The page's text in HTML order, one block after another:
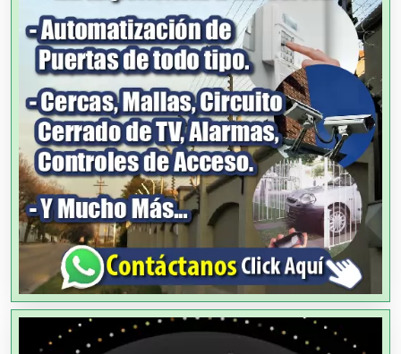
Agencias de Colocación
Agencias de Modelos
Agencias de Publicidad
Agencias de Viajes
Agricultores